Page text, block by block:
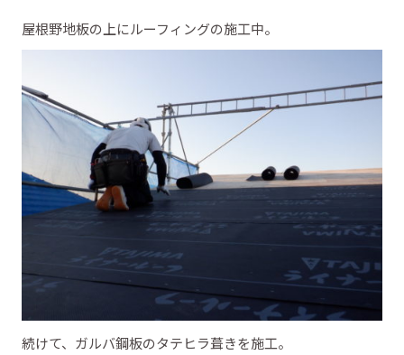
屋根野地板の上にルーフィングの施工中。
続けて、ガルバ鋼板のタテヒラ葺きを施工。